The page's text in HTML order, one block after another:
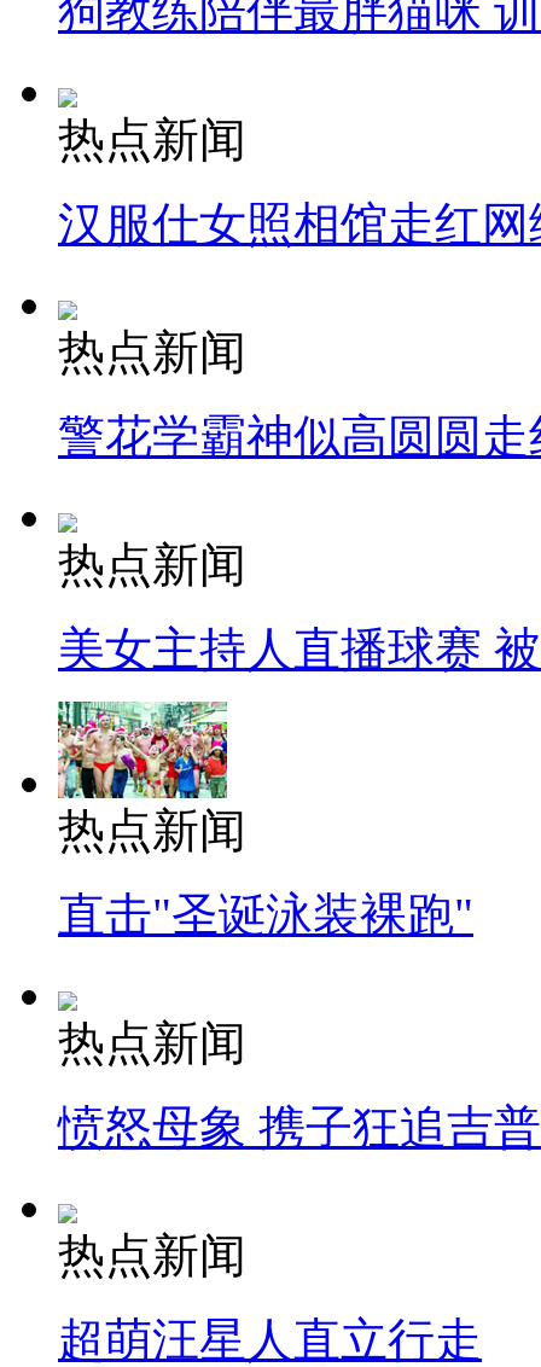
狗教练陪伴最胖猫咪
热点新闻
汉服仕女照相馆走红网
热点新闻
警花学霸神似高圆圆走
热点新闻
美女主持人直播球赛
热点新闻
直击"圣诞泳装裸跑"
热点新闻
愤怒母象 携子狂追吉
热点新闻
超萌汪星人直立行走